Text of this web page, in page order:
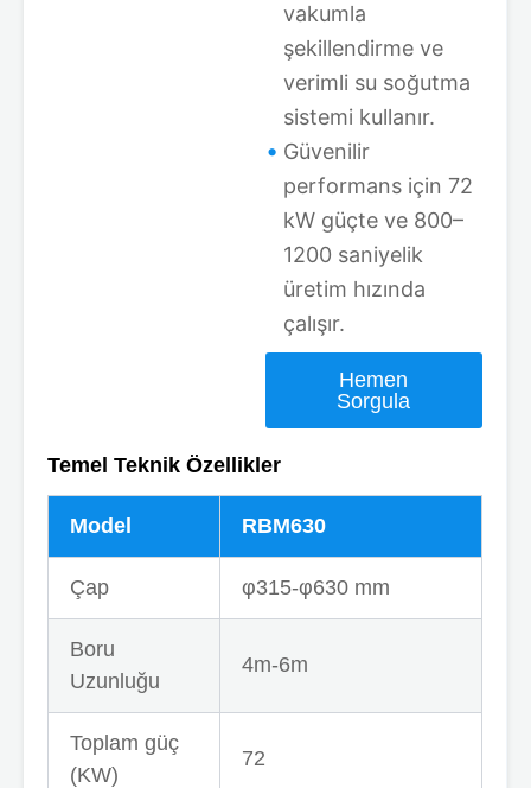
vakumla
şekillendirme ve
verimli su soğutma
sistemi kullanır.
Güvenilir
performans için 72
kW güçte ve 800–
1200 saniyelik
üretim hızında
çalışır.
Hemen
Sorgula
Temel Teknik Özellikler
Model RBM630
Çap φ315-φ630 mm
Boru
Uzunluğu
4m-6m
Toplam güç
(KW)
72